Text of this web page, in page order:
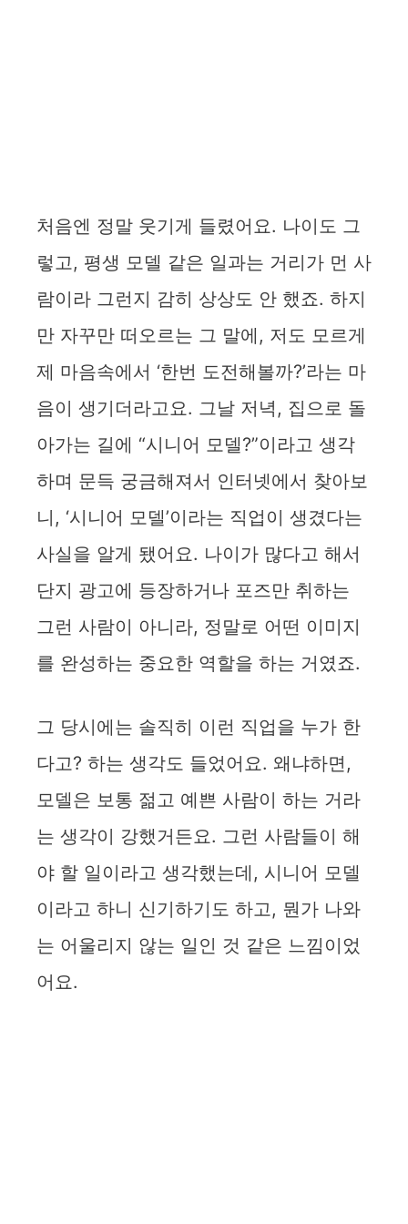
처음엔 정말 웃기게 들렸어요. 나이도 그
렇고, 평생 모델 같은 일과는 거리가 먼 사
람이라 그런지 감히 상상도 안 했죠. 하지
만 자꾸만 떠오르는 그 말에, 저도 모르게
제 마음속에서 ‘한번 도전해볼까?’라는 마
음이 생기더라고요. 그날 저녁, 집으로 돌
아가는 길에 “시니어 모델?”이라고 생각
하며 문득 궁금해져서 인터넷에서 찾아보
니, ‘시니어 모델’이라는 직업이 생겼다는
사실을 알게 됐어요. 나이가 많다고 해서
단지 광고에 등장하거나 포즈만 취하는
그런 사람이 아니라, 정말로 어떤 이미지
를 완성하는 중요한 역할을 하는 거였죠.
그 당시에는 솔직히 이런 직업을 누가 한
다고? 하는 생각도 들었어요. 왜냐하면,
모델은 보통 젊고 예쁜 사람이 하는 거라
는 생각이 강했거든요. 그런 사람들이 해
야 할 일이라고 생각했는데, 시니어 모델
이라고 하니 신기하기도 하고, 뭔가 나와
는 어울리지 않는 일인 것 같은 느낌이었
어요.